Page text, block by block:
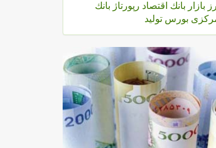
ارز بازار بانك اقتصاد رپورتاژ بانك
بورس تولید